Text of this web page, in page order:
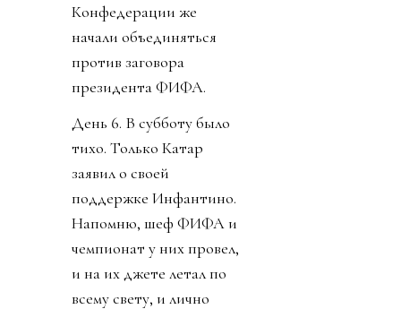
Конфедерации же
начали объединяться
против заговора
президента ФИФА.
День 6. В субботу было
тихо. Только Катар
заявил о своей
поддержке Инфантино.
Напомню, шеф ФИФА и
чемпионат у них провел,
и на их джете летал по
всему свету, и лично